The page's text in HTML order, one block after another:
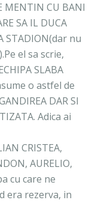
MENTIN CU BANI
SA IL DUCA
STADION(dar nu
el sa scrie,
SLABA
o astfel de
DAR SI
Adica ai
CRISTEA,
AURELIO,
cu care ne
era rezerva, in